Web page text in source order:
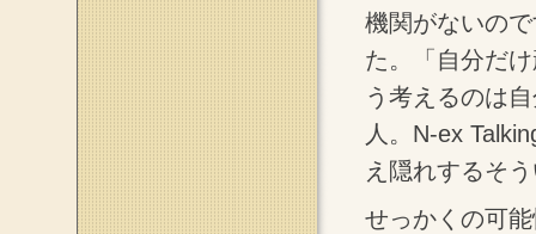
機関がないの
た。「自分だ
う考えるのは
人。N-ex
え隠れするそ
せっかくの可